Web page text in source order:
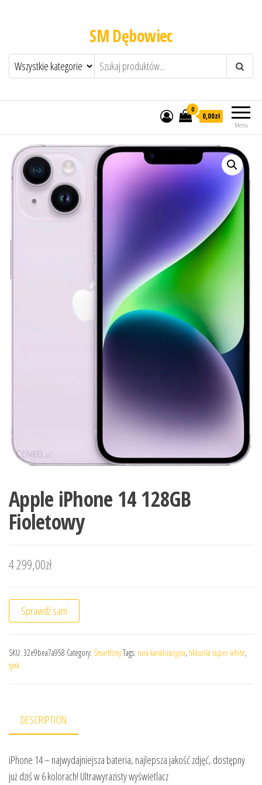
SM Dębowiec
Menu
0
0,00zł
Apple iPhone 14 128GB
Fioletowy
4 299,00zł
Sprawdź sam
SKU: 32e9bea7a958 Category: SmartfonyTags: rura kanalizacyjna, tikkurila super white,
tynk
DESCRIPTION
iPhone 14 – najwydajniejsza bateria, najlepsza jakość zdjęć, dostępny
już dziś w 6 kolorach! Ultrawyrazisty wyświetlacz